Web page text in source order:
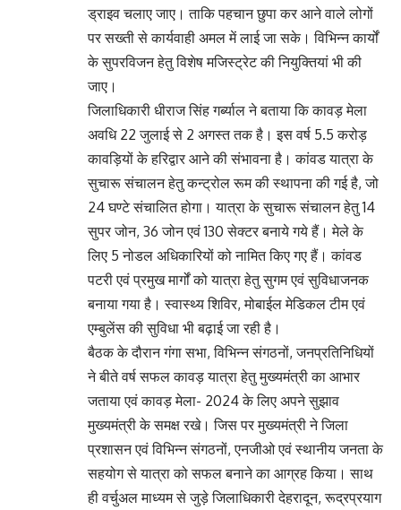
ड्राइव चलाए जाए। ताकि पहचान छुपा कर आने वाले लोगों
पर सख्ती से कार्यवाही अमल में लाई जा सके। विभिन्न कार्यों
के सुपरविजन हेतु विशेष मजिस्ट्रेट की नियुक्तियां भी की
जाए।
जिलाधिकारी धीराज सिंह गर्ब्याल ने बताया कि कावड़ मेला
अवधि 22 जुलाई से 2 अगस्त तक है। इस वर्ष 5.5 करोड़
कावड़ियों के हरिद्वार आने की संभावना है। कांवड यात्रा के
सुचारू संचालन हेतु कन्ट्रोल रूम की स्थापना की गई है, जो
24 घण्टे संचालित होगा। यात्रा के सुचारू संचालन हेतु 14
सुपर जोन, 36 जोन एवं 130 सेक्टर बनाये गये हैं। मेले के
लिए 5 नोडल अधिकारियों को नामित किए गए हैं। कांवड
पटरी एवं प्रमुख मार्गों को यात्रा हेतु सुगम एवं सुविधाजनक
बनाया गया है। स्वास्थ्य शिविर, मोबाईल मेडिकल टीम एवं
एम्बुलेंस की सुविधा भी बढ़ाई जा रही है।
बैठक के दौरान गंगा सभा, विभिन्न संगठनों, जनप्रतिनिधियों
ने बीते वर्ष सफल कावड़ यात्रा हेतु मुख्यमंत्री का आभार
जताया एवं कावड़ मेला- 2024 के लिए अपने सुझाव
मुख्यमंत्री के समक्ष रखे। जिस पर मुख्यमंत्री ने जिला
प्रशासन एवं विभिन्न संगठनों, एनजीओ एवं स्थानीय जनता के
सहयोग से यात्रा को सफल बनाने का आग्रह किया। साथ
ही वर्चुअल माध्यम से जुड़े जिलाधिकारी देहरादून, रूद्रप्रयाग